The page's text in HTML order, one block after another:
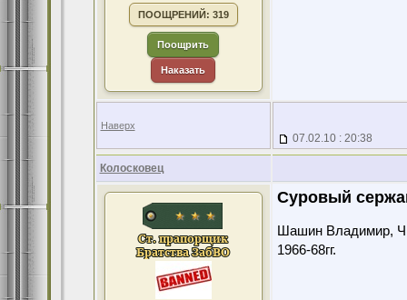
ПООЩРЕНИЙ: 319
Поощрить
Наказать
Наверх
07.02.10 : 20:38
Колосковец
Суровый
Шашин Владимир,
1966-68гг.